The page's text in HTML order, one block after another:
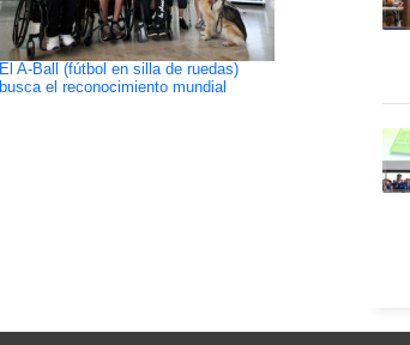
El A-Ball (fútbol en silla de ruedas)
busca el reconocimiento mundial